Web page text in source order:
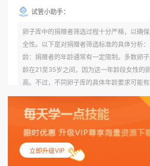
试管小助手：
卵子库中的捐赠者筛选过程十分严格，以确
全性。以下是对捐赠者筛选标准的具体分析
龄：捐赠者的年龄通常有一定限制。多数卵
龄在21至35岁之间，因为这一年龄段女性的
高。不过，不同卵子库的具体年龄要求可能
量指数（BMI）：捐赠者的BMI通常需要在正
保其身体健康状况良好。过高的BMI可能与多
联，包括不孕症和妊娠并发症。 生殖健康：
的月经期，无生殖障碍或异常问题。此外，
妇科检查，以确保其生殖系统的健康。 遗传
捐赠者及其家庭成员需要无严重的遗传病史、
立即升级VIP